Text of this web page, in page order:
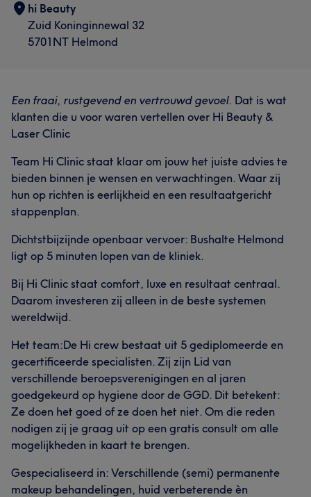
hi Beauty
Zuid Koninginnewal 32
5701NT Helmond
Een fraai, rustgevend en vertrouwd gevoel. Dat is wat
klanten die u voor waren vertellen over Hi Beauty &
Laser Clinic
Team Hi Clinic staat klaar om jouw het juiste advies te
bieden binnen je wensen en verwachtingen. Waar zij
hun op richten is eerlijkheid en een resultaatgericht
stappenplan.
Dichtstbijzijnde openbaar vervoer: Bushalte Helmond
ligt op 5 minuten lopen van de kliniek.
Bij Hi Clinic staat comfort, luxe en resultaat centraal.
Daarom investeren zij alleen in de beste systemen
wereldwijd.
Het team:De Hi crew bestaat uit 5 gediplomeerde en
gecertificeerde specialisten. Zij zijn Lid van
verschillende beroepsverenigingen en al jaren
goedgekeurd op hygiene door de GGD. Dit betekent:
Ze doen het goed of ze doen het niet. Om die reden
nodigen zij je graag uit op een gratis consult om alle
mogelijkheden in kaart te brengen.
Gespecialiseerd in: Verschillende (semi) permanente
makeup behandelingen, huid verbeterende èn